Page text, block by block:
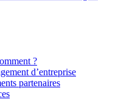
?
d’entreprise
partenaires